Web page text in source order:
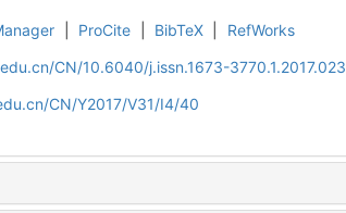
ProCite BibTeX
RefWorks
CN/10.6040/j.issn.1673-3770.1.2017.023
CN/Y2017/V31/I4/40